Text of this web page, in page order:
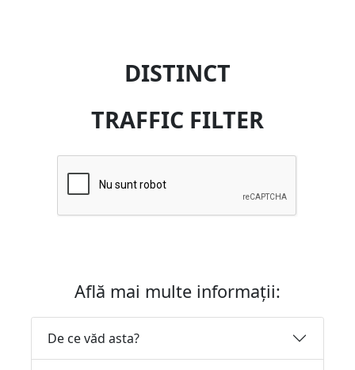
DISTINCT
TRAFFIC FILTER
Află mai multe informații:
De ce văd asta?